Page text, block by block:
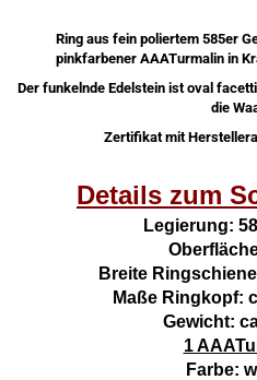
Ring aus fein poliertem 585er
pinkfarbener AAATurmalin in
Der funkelnde Edelstein ist oval
die
Zertifikat mit
Details zum
Legierung:
Breite
Maße Ringkopf:
Gewicht:
1
Farbe: